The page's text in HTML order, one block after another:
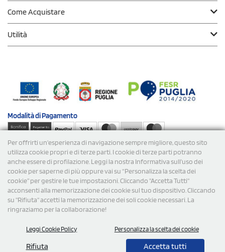
Per offrirti un'esperienza di navigazione sempre migliore, questo sito
utilizza cookie propri e di terze parti. I cookie di terze parti potranno
anche essere di profilazione. Leggi la nostra Informativa sull’uso dei
cookie per saperne di più oppure vai su “Personalizza la scelta dei
cookie” per gestire le tue impostazioni. Cliccando "Accetta Tutti"
acconsenti alla memorizzazione dei cookie sul tuo dispositivo. Cliccando
su "Rifiuta" accetti la memorizzazione dei soli cookie necessari. La
ringraziamo per la collaborazione!
Leggi Cookie Policy Personalizza la scelta dei cookie
Rifiuta Accetta tutti
Come Acquistare
Utilità
Modalità diPagamento
Spedizioni
P.Iva/C.F. 09734470967 - N° Rea MI-2110632